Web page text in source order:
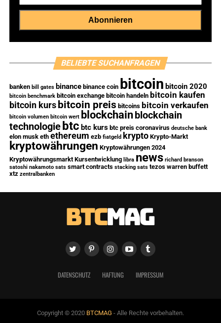
BELIEBTE SUCHANFRAGEN
banken bill gates binance binance coin bitcoin bitcoin 2020
bitcoin benchmark bitcoin exchange bitcoin handeln bitcoin kaufen
bitcoin kurs bitcoin preis bitcoins bitcoin verkaufen
bitcoin volumen bitcoin wert blockchain blockchain
technologie btc btc kurs btc preis coronavirus deutsche bank
elon musk eth ethereum ezb fiatgeld krypto Krypto-Markt
kryptowährungen Kryptowährungen 2024
Kryptowährungsmarkt Kursentwicklung libra news richard branson
satoshi nakamoto sats smart contracts stacking sats tezos warren buffett
xtz zentralbanken
DATENSCHUTZ HAFTUNG IMPRESSUM
Copyright © 2020 BTCMAG - Alle Rechte vorbehalten.